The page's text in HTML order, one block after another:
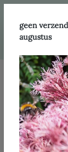
10 oktober
geen
augustus